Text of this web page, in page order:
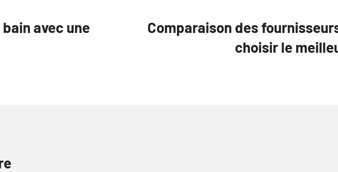
avec une
Comparaison des
choisir le